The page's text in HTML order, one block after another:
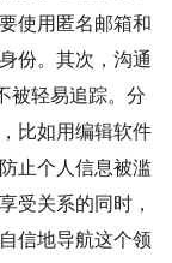
使用匿名邮箱和
份。其次，沟通
被轻易追踪。分
比如用编辑软件
止个人信息被滥
受关系的同时，
信地导航这个领